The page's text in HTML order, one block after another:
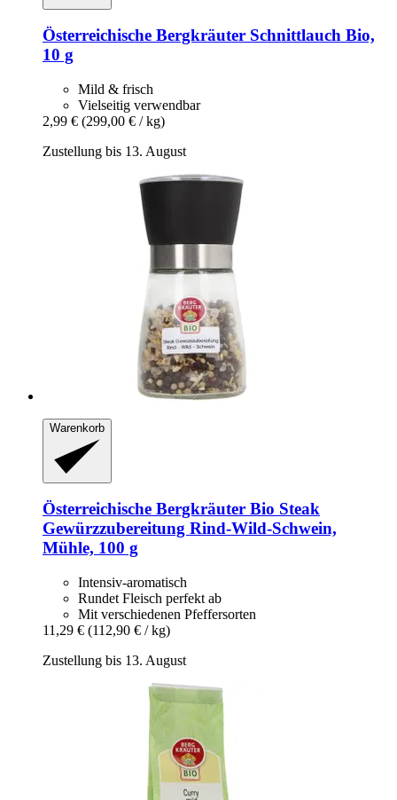
Österreichische Bergkräuter Schnittlauch Bio,
10 g
Mild & frisch
Vielseitig verwendbar
2,99 € (299,00 € / kg)
Zustellung bis 13. August
Warenkorb
Österreichische Bergkräuter Bio Steak
Gewürzzubereitung Rind-​Wild-​Schwein,
Mühle, 100 g
Intensiv-aromatisch
Rundet Fleisch perfekt ab
Mit verschiedenen Pfeffersorten
11,29 € (112,90 € / kg)
Zustellung bis 13. August